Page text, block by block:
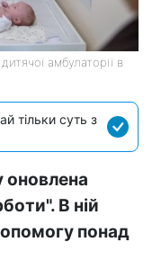
амбулаторії в
тільки суть з
оновлена
В ній
понад